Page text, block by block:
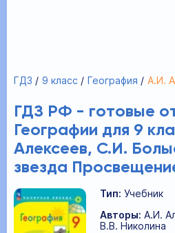
ГДЗ 9 класс География А.И.
ГДЗ РФ - готовые
Географии для 9
Алексеев, С.И.
звезда
Тип: Учебник
Авторы: А.И.
В.В. Николина